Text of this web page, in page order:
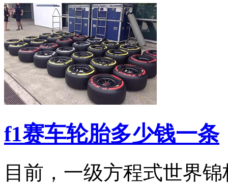
f1赛车轮胎多少钱一条
目前，一级方程式世界